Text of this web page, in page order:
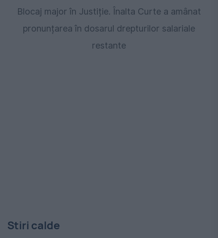
Blocaj major în Justiție. Înalta Curte a amânat
pronunțarea în dosarul drepturilor salariale
restante
Stiri calde